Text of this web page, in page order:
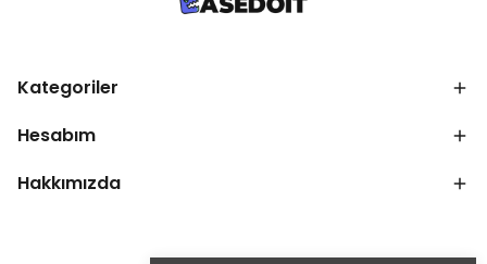
Kategoriler
Hesabım
Hakkımızda